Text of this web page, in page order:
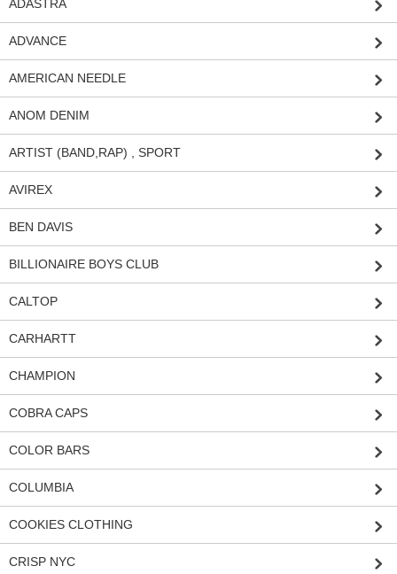
ADASTRA
ADVANCE
AMERICAN NEEDLE
ANOM DENIM
ARTIST (BAND,RAP) , SPORT
AVIREX
BEN DAVIS
BILLIONAIRE BOYS CLUB
CALTOP
CARHARTT
CHAMPION
COBRA CAPS
COLOR BARS
COLUMBIA
COOKIES CLOTHING
CRISP NYC